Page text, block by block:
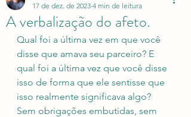
A verbalização do afeto.
17 de dez. de 2023 4 min de leitura
Qual foi a última vez em que você
disse que amava seu parceiro? E
qual foi a última vez que você disse
isso de forma que ele sentisse que
isso realmente significava algo?
Sem obrigações embutidas, sem